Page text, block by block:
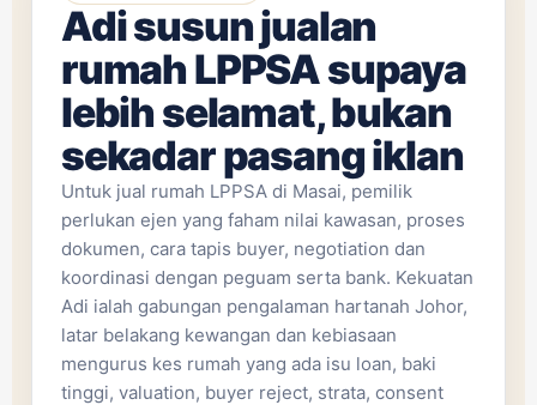
Adi susun jualan
rumah LPPSA supaya
lebih selamat, bukan
sekadar pasang iklan
Untuk jual rumah LPPSA di Masai, pemilik
perlukan ejen yang faham nilai kawasan, proses
dokumen, cara tapis buyer, negotiation dan
koordinasi dengan peguam serta bank. Kekuatan
Adi ialah gabungan pengalaman hartanah Johor,
latar belakang kewangan dan kebiasaan
mengurus kes rumah yang ada isu loan, baki
tinggi, valuation, buyer reject, strata, consent